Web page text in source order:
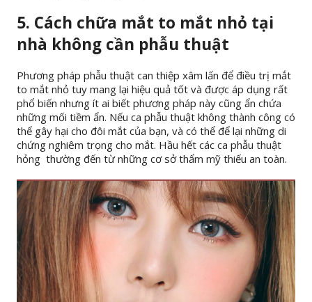
5. Cách chữa mắt to mắt nhỏ tại
nhà không cần phẫu thuật
Phương pháp phẫu thuật can thiệp xâm lấn để điều trị mắt
to mắt nhỏ tuy mang lại hiệu quả tốt và được áp dụng rất
phổ biến nhưng ít ai biết phương pháp này cũng ẩn chứa
những mối tiềm ẩn. Nếu ca phẫu thuật không thành công có
thể gây hại cho đôi mắt của bạn, và có thể để lại những di
chứng nghiêm trọng cho mắt. Hầu hết các ca phẫu thuật
hỏng thường đến từ những cơ sở thẩm mỹ thiếu an toàn.